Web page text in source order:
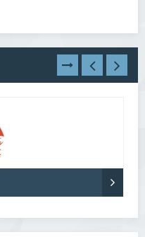
TÜMÜNÜ
GÖR